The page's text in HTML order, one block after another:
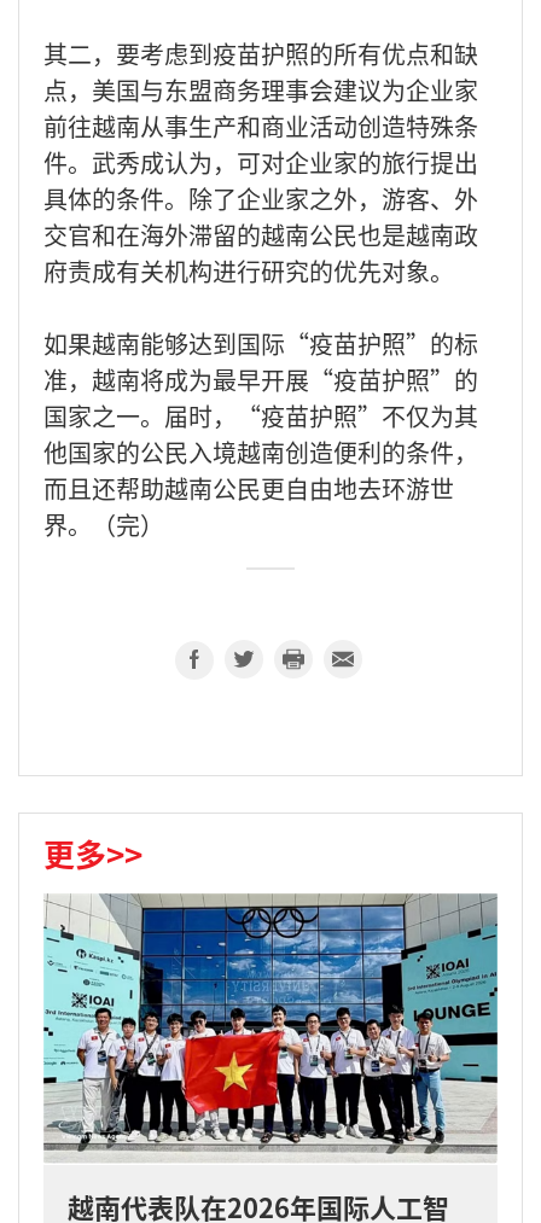
其二，要考虑到疫苗护照的所有优点和缺
点，美国与东盟商务理事会建议为企业家
前往越南从事生产和商业活动创造特殊条
件。武秀成认为，可对企业家的旅行提出
具体的条件。除了企业家之外，游客、外
交官和在海外滞留的越南公民也是越南政
府责成有关机构进行研究的优先对象。
如果越南能够达到国际“疫苗护照”的标
准，越南将成为最早开展“疫苗护照”的
国家之一。届时，“疫苗护照”不仅为其
他国家的公民入境越南创造便利的条件，
而且还帮助越南公民更自由地去环游世
界。（完）
更多>>
越南代表队在2026年国际人工智